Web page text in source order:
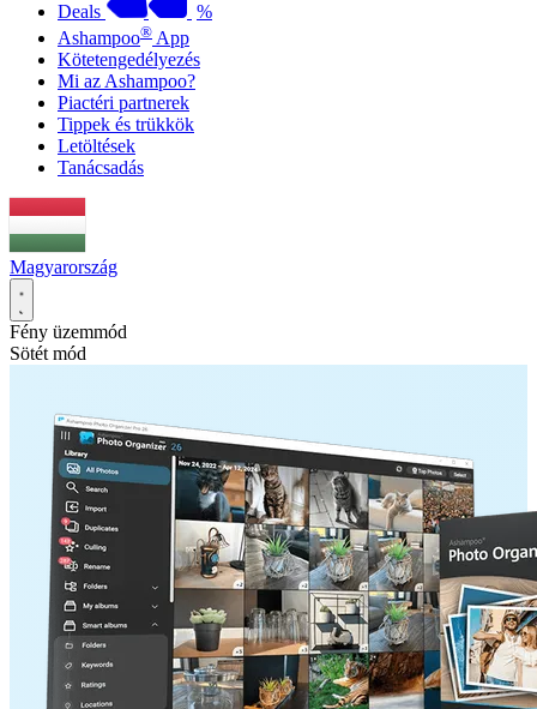
Deals
%
Ashampoo® App
Kötetengedélyezés
Mi az Ashampoo?
Piactéri partnerek
Tippek és trükkök
Letöltések
Tanácsadás
Magyarország
Fény üzemmód
Sötét mód